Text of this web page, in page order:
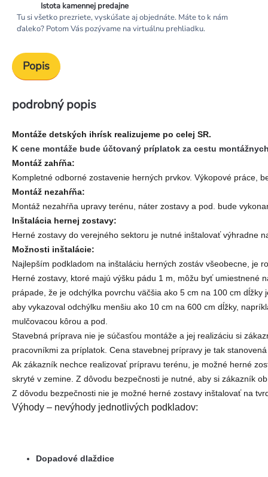
Istota kamennej predajne
Tu si všetko prezriete, vyskúšate aj objednáte. Máte to k nám
ďaleko? Potom Vás pozývame na virtuálnu prehliadku.
Popis
podrobný popis
Montáže detských ihrísk realizujeme po celej SR.
K cene montáže bude účtovaný príplatok za cestu
Montáž zahŕňa:
Kompletné odborné zostavenie herných prvkov. Výkopové práce,
Montáž nezahŕňa:
Montáž nezahŕňa upravy terénu, náter zostavy a pod. bude
Inštalácia hernej zostavy:
Herné zostavy do verejného sektoru je nutné inštalovať výhradne
Možnosti inštalácie:
Najlepším podkladom na inštaláciu herných zostáv všeobecne, je
Herné zostavy, ktoré majú výšku pádu 1 m, môžu byť
prápade, že je odchýlka povrchu väčšia ako 5 cm na 100 cm
aby vykazoval odchýlku menšiu ako 10 cm na 600 cm dĺžky,
mulčovacou kôrou a pod.
Stavebná príprava nie je súčasťou montáže a jej realizáciu si
pracovníkmi za príplatok. Cena stavebnej prípravy je tak
Ak zákazník nechce realizovať prípravu terénu, je možné herné
skryté v zemine. Z dôvodu bezpečnosti je nutné, aby si zákazník
Z dôvodu bezpečnosti nie je možné herné zostavy inštalovať na
Výhody – nevýhody jednotlivých podkladov:
Dopadové dlaždice